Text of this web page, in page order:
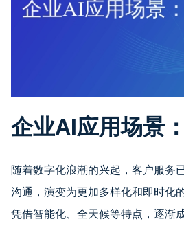
企业AI应用场景
随着数字化浪潮的兴起，客户服务
沟通，演变为更加多样化和即时化
凭借智能化、全天候等特点，逐渐